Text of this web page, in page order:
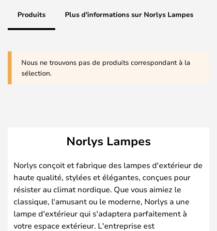
Produits Plus d'informations sur Norlys Lampes
Nous ne trouvons pas de produits correspondant à la
sélection.
Norlys Lampes
Norlys conçoit et fabrique des lampes d'extérieur de
haute qualité, stylées et élégantes, conçues pour
résister au climat nordique. Que vous aimiez le
classique, l'amusant ou le moderne, Norlys a une
lampe d'extérieur qui s'adaptera parfaitement à
votre espace extérieur. L'entreprise est